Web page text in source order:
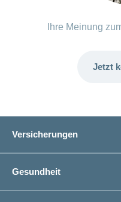
Ihre Meinung
Jetzt
Versicherungen
Zusatzversicherungen
Vorsorge
Gesundheit